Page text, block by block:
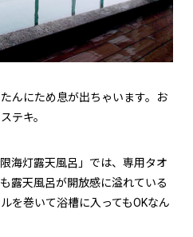
んにため息が出ちゃいます。お
テキ。
海灯露天風呂」では、専用タオ
露天風呂が開放感に溢れている
を巻いて浴槽に入ってもOKなん